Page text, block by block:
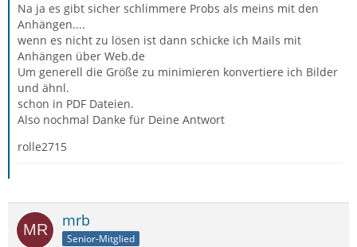
Na ja es gibt sicher schlimmere Probs als meins mit den
Anhängen....
wenn es nicht zu lösen ist dann schicke ich Mails mit
Anhängen über Web.de
Um generell die Größe zu minimieren konvertiere ich Bilder
und ähnl.
schon in PDF Dateien.
Also nochmal Danke für Deine Antwort
rolle2715
mrb
Senior-Mitglied